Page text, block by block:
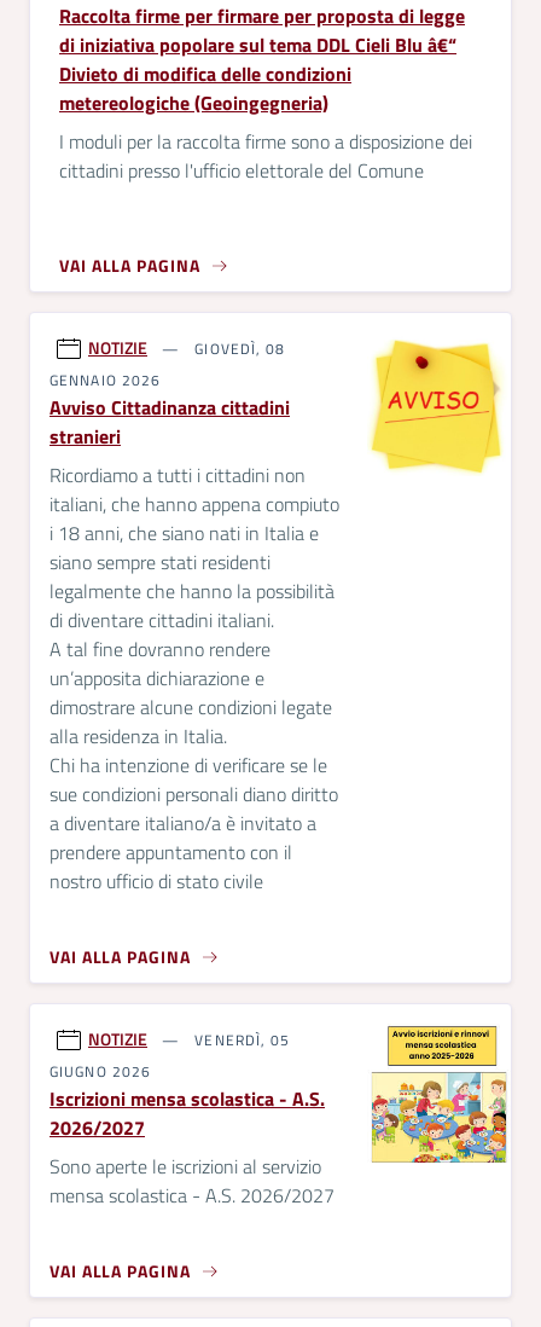
Raccolta firme per firmare per proposta di legge
di iniziativa popolare sul tema DDL Cieli Blu â€“
Divieto di modifica delle condizioni
metereologiche (Geoingegneria)
I moduli per la raccolta firme sono a disposizione dei
cittadini presso l'ufficio elettorale del Comune
VAI ALLA PAGINA
NOTIZIE
GIOVEDÌ, 08
GENNAIO 2026
Avviso Cittadinanza cittadini
stranieri
Ricordiamo a tutti i cittadini non
italiani, che hanno appena compiuto
i 18 anni, che siano nati in Italia e
siano sempre stati residenti
legalmente che hanno la possibilità
di diventare cittadini italiani.
A tal fine dovranno rendere
un’apposita dichiarazione e
dimostrare alcune condizioni legate
alla residenza in Italia.
Chi ha intenzione di verificare se le
sue condizioni personali diano diritto
a diventare italiano/a è invitato a
prendere appuntamento con il
nostro ufficio di stato civile
VAI ALLA PAGINA
NOTIZIE
VENERDÌ, 05
GIUGNO 2026
Iscrizioni mensa scolastica - A.S.
2026/2027
Sono aperte le iscrizioni al servizio
mensa scolastica - A.S. 2026/2027
VAI ALLA PAGINA